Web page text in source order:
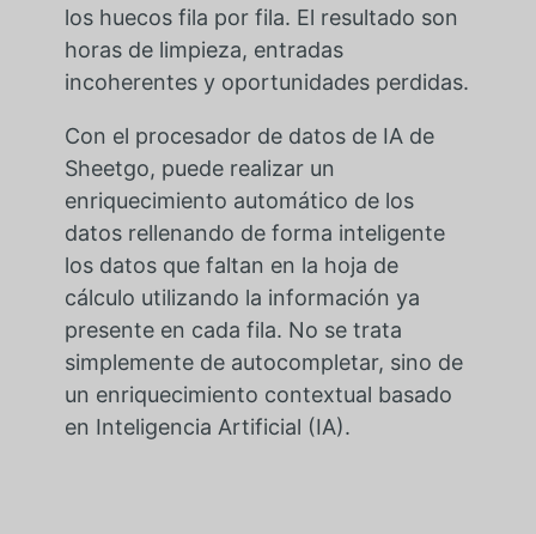
los huecos fila por fila. El resultado son
horas de limpieza, entradas
incoherentes y oportunidades perdidas.
Con el procesador de datos de IA de
Sheetgo, puede realizar un
enriquecimiento automático de los
datos rellenando de forma inteligente
los datos que faltan en la hoja de
cálculo utilizando la información ya
presente en cada fila. No se trata
simplemente de autocompletar, sino de
un enriquecimiento contextual basado
en Inteligencia Artificial (IA).